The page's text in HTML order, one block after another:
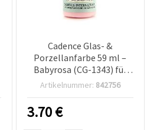
Cadence Glas- &
Porzellanfarbe 59 ml –
Babyrosa (CG-1343) für
DIY- & Bastelprojekte auf
Artikelnummer: 842756
3.70€